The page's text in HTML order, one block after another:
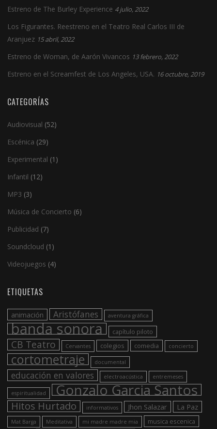
Estreno de The Burley Experience 4 julio, 2022
Los Figurantes. Reestreno en el Teatro Real Carlos III de
Aranjuez 15 abril, 2022
Estreno de Woman, de Aarón Vivancos 13 febrero, 2022
Estreno en el Screamfest de Los Angeles, USA. 16 octubre, 2019
CATEGORÍAS
Audiovisual (52)
Escénica (29)
Experimental (1)
Infantil (12)
MP3 (3)
Música de Concierto (6)
Publicidad (7)
Soundcloud (1)
Videojuegos (4)
ETIQUETAS
animación Aristófanes aventura gráfica
banda sonora capítulo piloto
CB Teatro Cervantes colegios comedia concierto
cortometraje documental
educación en valores electroacústica entremeses
espiritualidad Gonzalo Garcia Santos
Hitos Hurtado informativos Jhon Salazar La Paz
Mat Barga Meditativa mi madre madre mia musica escenica